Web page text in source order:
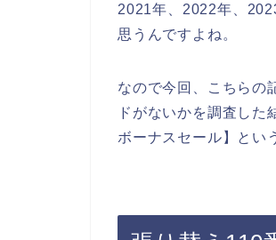
2021年、2022年、
思うんですよね。
なので今回、こちらの
ドがないかを調査し
ボーナスセール】とい